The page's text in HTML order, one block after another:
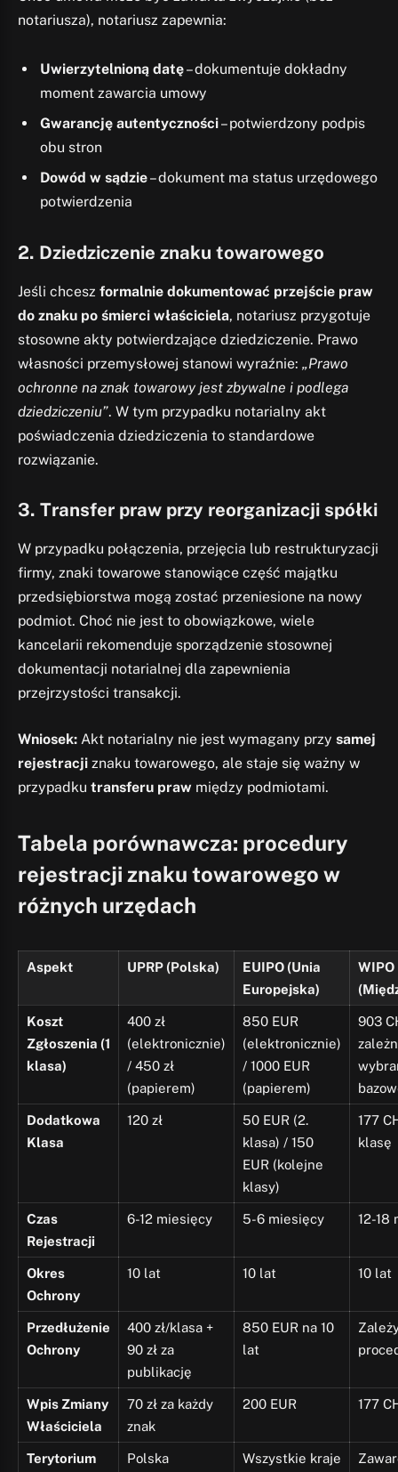
notariusza), notariusz zapewnia:
Uwierzytelnioną datę– dokumentuje dokładny
moment zawarcia umowy
Gwarancję autentyczności– potwierdzony podpis
obu stron
Dowód w sądzie– dokument ma status urzędowego
potwierdzenia
2. Dziedziczenie znaku towarowego
Jeśli chcesz formalnie dokumentować przejście praw
do znaku po śmierci właściciela, notariusz przygotuje
stosowne akty potwierdzające dziedziczenie. Prawo
własności przemysłowej stanowi wyraźnie: „Prawo
ochronne na znak towarowy jest zbywalne i podlega
dziedziczeniu”. W tym przypadku notarialny akt
poświadczenia dziedziczenia to standardowe
rozwiązanie.
3. Transfer praw przy reorganizacji spółki
W przypadku połączenia, przejęcia lub restrukturyzacji
firmy, znaki towarowe stanowiące część majątku
przedsiębiorstwa mogą zostać przeniesione na nowy
podmiot. Choć nie jest to obowiązkowe, wiele
kancelarii rekomenduje sporządzenie stosownej
dokumentacji notarialnej dla zapewnienia
przejrzystości transakcji.
Wniosek: Akt notarialny nie jest wymagany przy samej
rejestracji znaku towarowego, ale staje się ważny w
przypadku transferu praw między podmiotami.
Tabela porównawcza: procedury
rejestracji znaku towarowego w
różnych urzędach
Aspekt UPRP (Polska)
EUIPO (Unia
Europejska)
WIPO
Koszt
Zgłoszenia (1
klasa)
400 zł
(elektronicznie)
/ 450 zł
(papierem)
850 EUR
(elektronicznie)
/ 1000 EUR
(papierem)
903
Dodatkowa
Klasa
120 zł
50 EUR (2.
klasa) / 150
EUR (kolejne
klasy)
177
klasę
Czas
Rejestracji
6-12 miesięcy 5-6 miesięcy 12-18
Okres
Ochrony
10 lat 10 lat 10 lat
Przedłużenie
Ochrony
400 zł/klasa +
90 zł za
publikację
850 EUR na 10
lat
Wpis Zmiany
Właściciela
70 zł za każdy
znak
200 EUR 177
Terytorium
Polska
Wszystkie kraje